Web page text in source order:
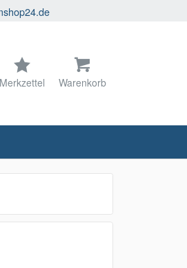
Merkzettel Warenkorb